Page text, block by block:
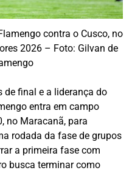
contra o Cusco, no
2026 – Foto: Gilvan de
final e a liderança do
entra em campo
no Maracanã, para
rodada da fase de grupos
a primeira fase com
busca terminar como